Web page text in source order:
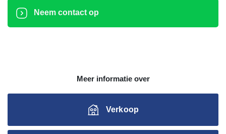
Neem contact op
Meer informatie over
Verkoop